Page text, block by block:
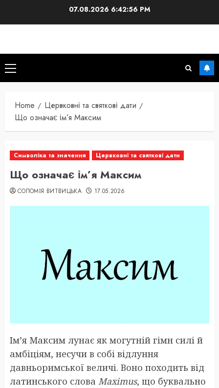
07.08.2026 6:42:57 PM
Primary
Menu
Home
Цервковні та святкові дати
Що означає ім’я Максим
Символіка та значення Цервковні та святкові дати
Що означає ім’я Максим
СОЛОМІЯ ВИТВИЦЬКА 17.05.2026
Ім’я Максим лунає як могутній гімн силі й
амбіціям, несучи в собі відлуння
давньоримської величі. Воно походить від
латинського слова Maximus, що буквально